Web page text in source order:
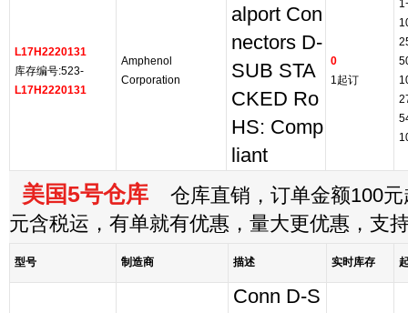
L17H2220131
库存编号:523-
L17H2220131
Amphenol
Corporation
alport Con
nectors D-
SUB STA
CKED Ro
HS: Comp
liant
0
1起订
美国5号仓库 仓库直销，订单金额100元
元含税运，有单就有优惠，量大更优惠，支
型号 制造商 描述 实时库存
Conn D-S